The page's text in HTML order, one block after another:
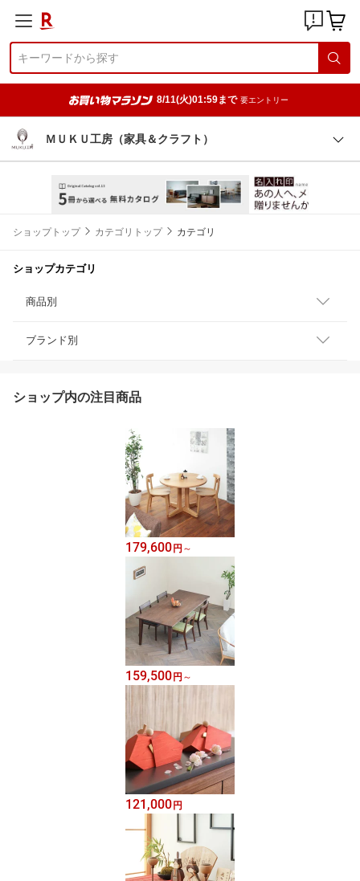
8/11(火)01:59まで 要エントリー
ＭＵＫＵ工房（家具＆クラフト）
ショップトップ カテゴリトップ カテゴリ
ショップカテゴリ
商品別
ブランド別
ショップ内の注目商品
179,600 円 ～
159,500 円 ～
121,000 円